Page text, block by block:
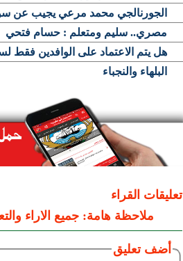
الجورنالجي محمد مرعي يجيب عن
مصري.. سليم ومتعلم : حسام فتحي
هل يتم الاعتماد على الوافدين فقط
البلهاء والنجباء
تعليقات القراء
ملاحظة هامة: جميع الاراء
أضف تعليق